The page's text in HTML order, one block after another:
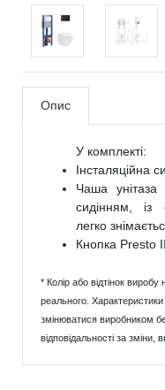
Опис
У комплекті:
Інсталяційна
Чаша
сидінням, із
легко
Кнопка Presto
* Колір або відтінок виробу
реального.
змінюватися виробником
відповідальності за зміни,